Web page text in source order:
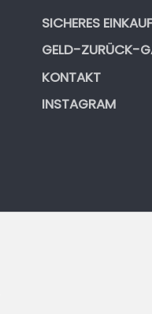
SICHERES
GELD-ZURÜCK-
KONTAKT
INSTAGRAM